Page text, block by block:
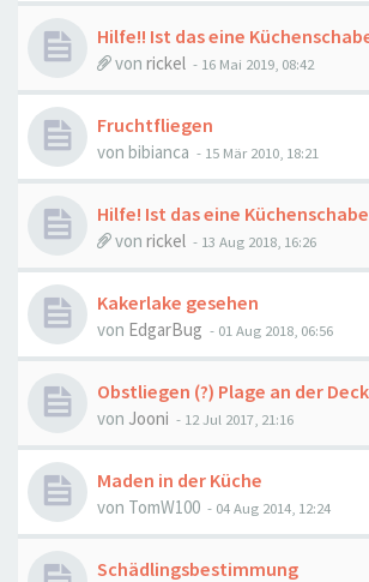
Hilfe!! Ist das eine
von rickel - 16 Mai 2019, 08:42
Fruchtfliegen
von bibianca - 15 Mär 2010, 18:21
Hilfe! Ist das eine
von rickel - 13 Aug 2018, 16:26
Kakerlake gesehen
von EdgarBug - 01 Aug 2018, 06:56
Obstliegen (?) Plage an der
von Jooni - 12 Jul 2017, 21:16
Maden in der Küche
von TomW100 - 04 Aug 2014, 12:24
Schädlingsbestimmung